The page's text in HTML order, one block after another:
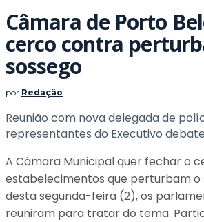
Câmara de Porto
cerco contra
sossego
por Redação
Reunião com nova delegada de
representantes do Executivo
A Câmara Municipal quer fechar o
estabelecimentos que perturbam o
desta segunda-feira (2), os
reuniram para tratar do tema.